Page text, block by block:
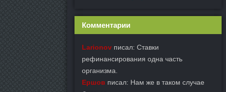
Комментарии
Larionov писал: Ставки
рефинансирования одна часть
организма.
Ершов писал: Нам же в таком случае